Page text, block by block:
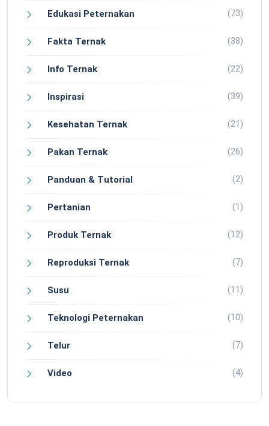
Edukasi Peternakan (73)
Fakta Ternak (38)
Info Ternak (22)
Inspirasi (39)
Kesehatan Ternak (21)
Pakan Ternak (26)
Panduan & Tutorial (2)
Pertanian (1)
Produk Ternak (12)
Reproduksi Ternak (7)
Susu (11)
Teknologi Peternakan (10)
Telur (7)
Video (4)